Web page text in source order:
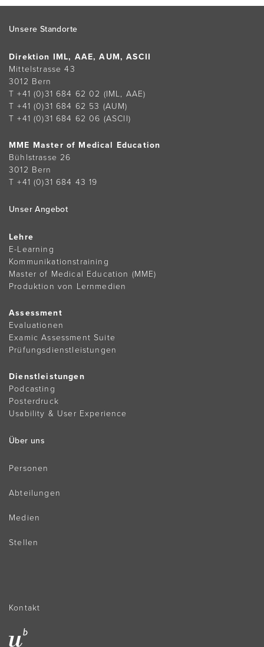
Footer
Unsere Standorte
Direktion IML, AAE, AUM, ASCII
Mittelstrasse 43
3012 Bern
T +41 (0)31 684 62 02 (IML, AAE)
T +41 (0)31 684 62 53 (AUM)
T +41 (0)31 684 62 06 (ASCII)
MME Master of Medical Education
Bühlstrasse 26
3012 Bern
T +41 (0)31 684 43 19
Unser Angebot
Lehre
E-Learning
Kommunikationstraining
Master of Medical Education (MME)
Produktion von Lernmedien
Assessment
Evaluationen
Examic Assessment Suite
Prüfungsdienstleistungen
Dienstleistungen
Podcasting
Posterdruck
Usability & User Experience
Über uns
Personen
Abteilungen
Medien
Stellen
Kontakt